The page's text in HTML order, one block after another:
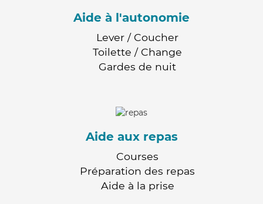
Aide à l'autonomie
Lever / Coucher
Toilette / Change
Gardes de nuit
Aide aux repas
Courses
Préparation des repas
Aide à la prise